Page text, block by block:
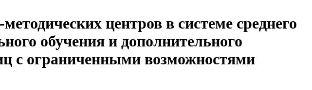
центров в системе среднего
обучения и дополнительного
с ограниченными возможностями